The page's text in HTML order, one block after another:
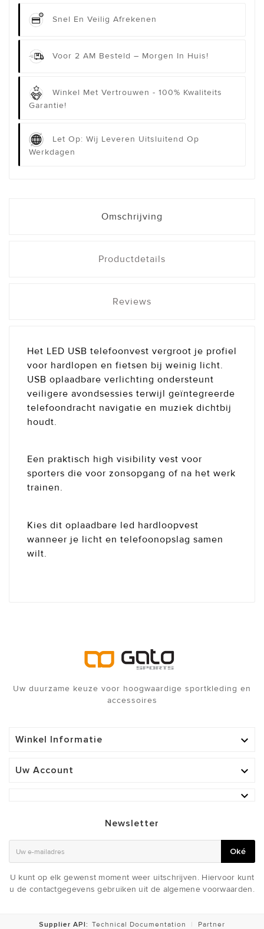
Snel En Veilig Afrekenen
Voor 2 AM Besteld – Morgen In Huis!
Winkel Met Vertrouwen - 100% Kwaliteits
Garantie!
Let Op: Wij Leveren Uitsluitend Op
Werkdagen
Omschrijving
Productdetails
Reviews
Het LED USB telefoonvest vergroot je profiel
voor hardlopen en fietsen bij weinig licht.
USB oplaadbare verlichting ondersteunt
veiligere avondsessies terwijl geïntegreerde
telefoondracht navigatie en muziek dichtbij
houdt.
Een praktisch high visibility vest voor
sporters die voor zonsopgang of na het werk
trainen.
Kies dit oplaadbare led hardloopvest
wanneer je licht en telefoonopslag samen
wilt.
Uw duurzame keuze voor hoogwaardige sportkleding en
accessoires
Winkel Informatie 
Uw Account


Newsletter
Oké
U kunt op elk gewenst moment weer uitschrijven. Hiervoor kunt
u de contactgegevens gebruiken uit de algemene voorwaarden.
Supplier API: Technical Documentation | Partner